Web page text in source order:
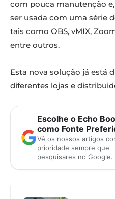
com pouca manutenção
ser usada com uma série
tais como OBS, vMIX,
entre outros.
Esta nova solução já está
diferentes lojas e
Escolhe o Echo
como Fonte
Vê os nossos artigos
prioridade sempre que
pesquisares no Google.